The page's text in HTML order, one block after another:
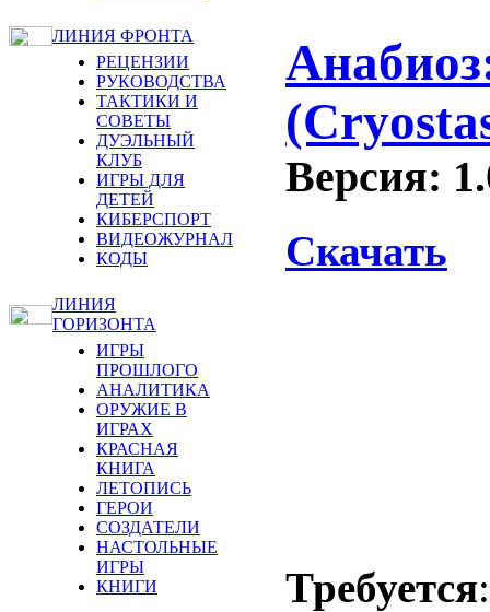
ЛИНИЯ ФРОНТА
РЕЦЕНЗИИ
РУКОВОДСТВА
ТАКТИКИ И
СОВЕТЫ
ДУЭЛЬНЫЙ
КЛУБ
ИГРЫ ДЛЯ
ДЕТЕЙ
КИБЕРСПОРТ
ВИДЕОЖУРНАЛ
КОДЫ
ЛИНИЯ
ГОРИЗОНТА
ИГРЫ
ПРОШЛОГО
АНАЛИТИКА
ОРУЖИЕ В
ИГРАХ
КРАСНАЯ
КНИГА
ЛЕТОПИСЬ
ГЕРОИ
СОЗДАТЕЛИ
НАСТОЛЬНЫЕ
ИГРЫ
КНИГИ
Версия:
Скачать
Требуется